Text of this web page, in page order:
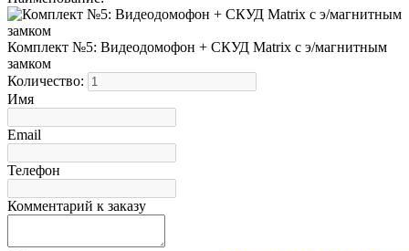
Комплект №5: Видеодомофон + СКУД Matrix с э/магнитным
замком
Количество:
Имя
Email
Телефон
Комментарий к заказу